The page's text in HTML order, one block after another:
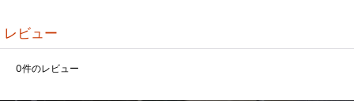
レビュー
0件のレビュー